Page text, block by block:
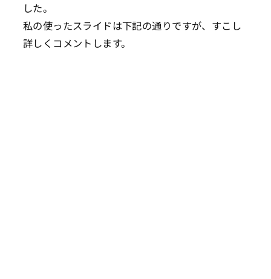
した。
私の使ったスライドは下記の通りですが、すこし
詳しくコメントします。